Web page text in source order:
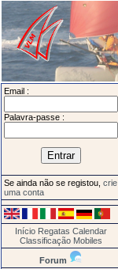
Email :
Palavra-passe :
Se ainda não se registou, crie
uma conta
Início Regatas Calendar
Classificação Mobiles
Forum